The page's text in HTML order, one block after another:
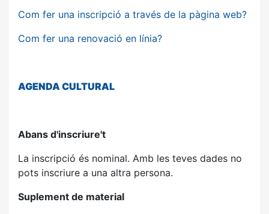
Com fer una inscripció a través de la pàgina web?
Com fer una renovació en línia?
AGENDACULTURAL
Abans d'inscriure't
La inscripció és nominal. Amb les teves dades no
pots inscriure a una altra persona.
Suplement de material